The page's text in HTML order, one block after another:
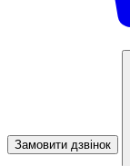
Замовити дзвінок